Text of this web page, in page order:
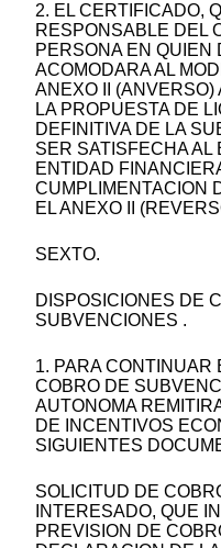
2. EL CERTIFICADO,
RESPONSABLE DEL
PERSONA EN QUIEN
ACOMODARA AL
ANEXO II (ANVERSO)
LA PROPUESTA DE
DEFINITIVA DE LA
SER SATISFECHA AL
ENTIDAD
CUMPLIMENTACION
EL ANEXO II
SEXTO.
DISPOSICIONES DE
SUBVENCIONES .
1. PARA CONTINUAR
COBRO DE
AUTONOMA
DE INCENTIVOS
SIGUIENTES
SOLICITUD DE
INTERESADO, QUE
PREVISION DE